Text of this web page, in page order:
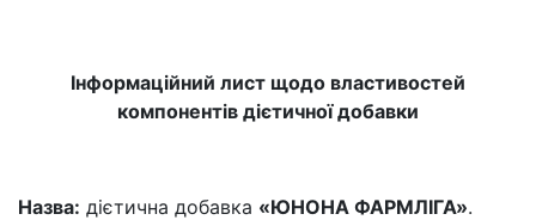
Інформаційний лист щодо властивостей
компонентів дієтичної добавки
Назва: дієтична добавка «ЮНОНА ФАРМЛІГА».